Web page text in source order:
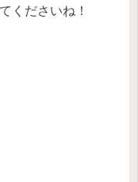
くださいね！